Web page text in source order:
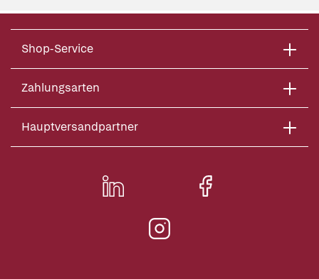
Shop-Service
Zahlungsarten
Hauptversandpartner